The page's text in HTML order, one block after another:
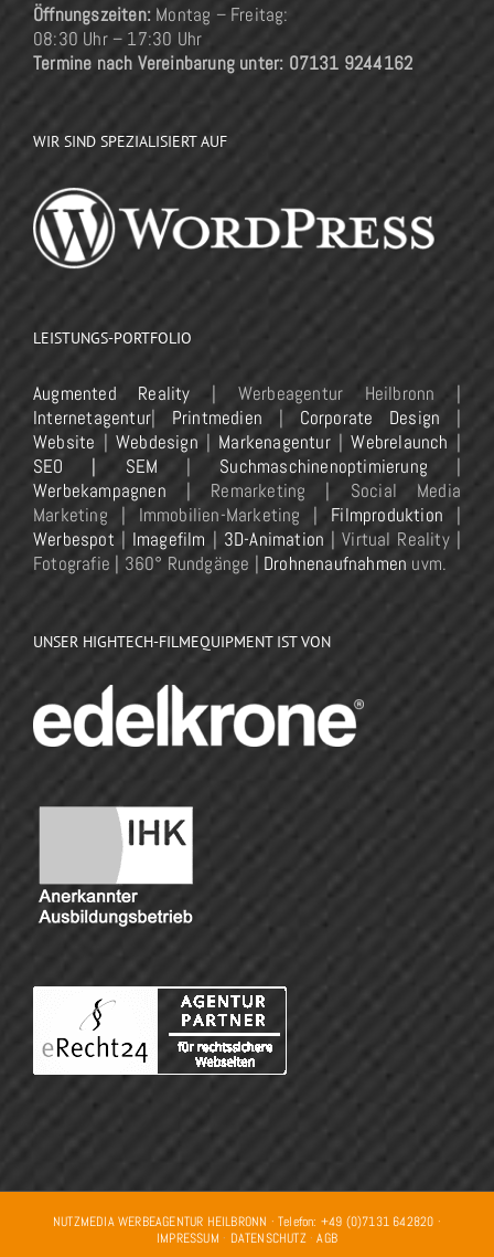
Öffnungszeiten: Montag – Freitag:
08:30 Uhr – 17:30 Uhr
Termine nach Vereinbarung unter: 07131 9244162
WIR SIND SPEZIALISIERT AUF
LEISTUNGS-PORTFOLIO
Augmented Reality | Werbeagentur Heilbronn |
Internetagentur| Printmedien | Corporate Design |
Website | Webdesign | Markenagentur|Webrelaunch |
SEO | SEM | Suchmaschinenoptimierung |
Werbekampagnen | Remarketing | Social Media
Marketing | Immobilien-Marketing | Filmproduktion |
Werbespot | Imagefilm | 3D-Animation | Virtual Reality |
Fotografie | 360° Rundgänge | Drohnenaufnahmen uvm.
UNSER HIGHTECH-FILMEQUIPMENT IST VON
NUTZMEDIA WERBEAGENTUR HEILBRONN · Telefon: +49 (0)7131 642820 ·
IMPRESSUM · DATENSCHUTZ·AGB